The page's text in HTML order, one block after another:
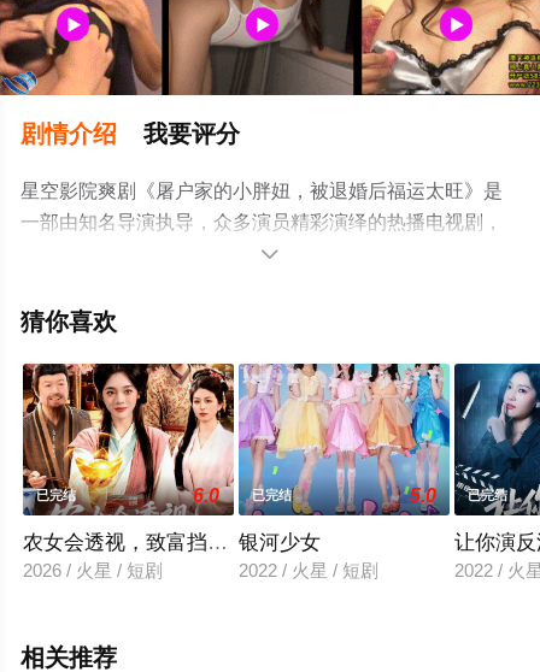
剧情介绍 我要评分
星空影院爽剧《屠户家的小胖妞，被退婚后福运太旺》是
一部由知名导演执导，众多演员精彩演绎的热播电视剧，
大结局剧情已揭晓（已完结），手机免费观看高清无删减
观看，更多剧情信息可移步至豆瓣电视剧、电视猫或剧情

猜你喜欢
已完结 6.0
农女会透视，致富挡不住
2026 / 火星 / 短剧
已完结 5.0
银河少女
2022 / 火星 / 短剧
已完结
让你演
2022 / 火
相关推荐